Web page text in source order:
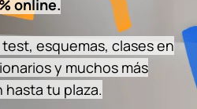
online.
esquemas, clases en
y muchos más
hasta tu plaza.